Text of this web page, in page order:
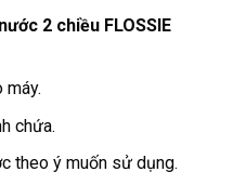
2 chiều FLOSSIE
máy.
chứa.
theo ý muốn sử dụng.